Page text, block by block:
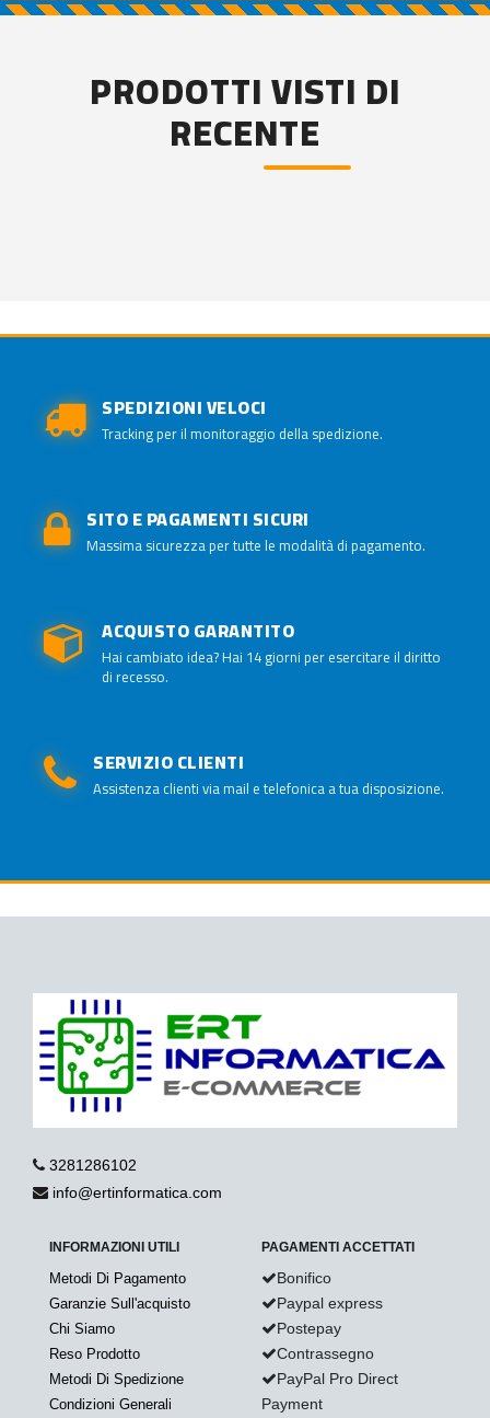
PRODOTTI VISTI DI
RECENTE
SPEDIZIONI VELOCI
Tracking per il monitoraggio della spedizione.
SITO E PAGAMENTI SICURI
Massima sicurezza per tutte le modalità di pagamento.
ACQUISTO GARANTITO
Hai cambiato idea? Hai 14 giorni per esercitare il diritto
di recesso.
SERVIZIO CLIENTI
Assistenza clienti via mail e telefonica a tua disposizione.
3281286102
info@ertinformatica.com
INFORMAZIONI UTILI
Metodi Di Pagamento
Garanzie Sull'acquisto
Chi Siamo
Reso Prodotto
Metodi Di Spedizione
Condizioni Generali
PAGAMENTI ACCETTATI
Bonifico
Paypal express
Postepay
Contrassegno
PayPal Pro Direct
Payment